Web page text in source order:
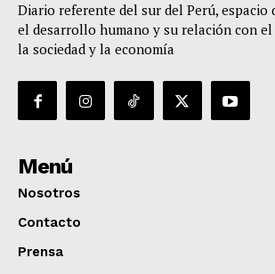
Diario referente del sur del Perú, espacio
el desarrollo humano y su relación con el
la sociedad y la economía
Menú
Nosotros
Contacto
Prensa